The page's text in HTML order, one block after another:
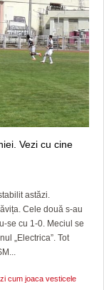
Vezi cu cine
astăzi.
Cele două s-au
se cu 1-0. Meciul se
„Electrica”. Tot
cum joaca vesticele